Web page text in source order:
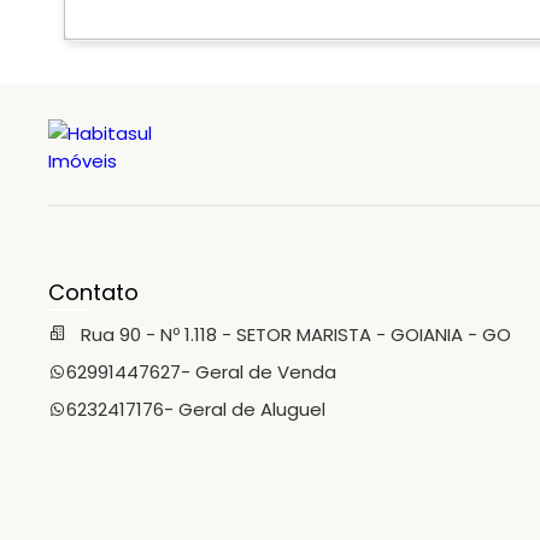
Contato
Rua 90 - Nº 1.118 - SETOR MARISTA - GOIANIA - GO
62991447627- Geral de Venda
6232417176- Geral de Aluguel